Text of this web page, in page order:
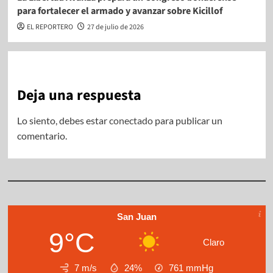
para fortalecer el armado y avanzar sobre Kicillof
EL REPORTERO 27 de julio de 2026
Deja una respuesta
Lo siento, debes estarconectadopara publicar un
comentario.
San Juan
9°C Claro
7 m/s 24% 761 mmHg